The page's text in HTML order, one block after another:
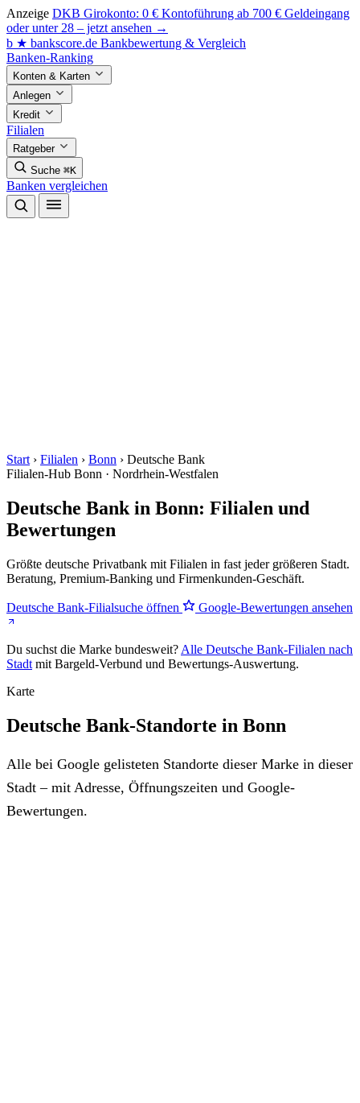
Anzeige DKB Girokonto: 0 € Kontoführung ab 700 € Geldeingang
oder unter 28 – jetzt ansehen →
b ★ bankscore.de Bankbewertung & Vergleich
Banken-Ranking
Konten & Karten
Anlegen
Kredit
Filialen
Ratgeber
Suche ⌘K
Banken vergleichen
Start › Filialen › Bonn › Deutsche Bank
Filialen-Hub Bonn · Nordrhein-Westfalen
Deutsche Bank in Bonn: Filialen und
Bewertungen
Größte deutsche Privatbank mit Filialen in fast jeder größeren Stadt.
Beratung, Premium-Banking und Firmenkunden-Geschäft.
Deutsche Bank-Filialsuche öffnen Google-Bewertungen ansehen
Du suchst die Marke bundesweit? Alle Deutsche Bank-Filialen nach
Stadt mit Bargeld-Verbund und Bewertungs-Auswertung.
Karte
Deutsche Bank-Standorte in Bonn
Alle bei Google gelisteten Standorte dieser Marke in dieser
Stadt – mit Adresse, Öffnungszeiten und Google-
Bewertungen.